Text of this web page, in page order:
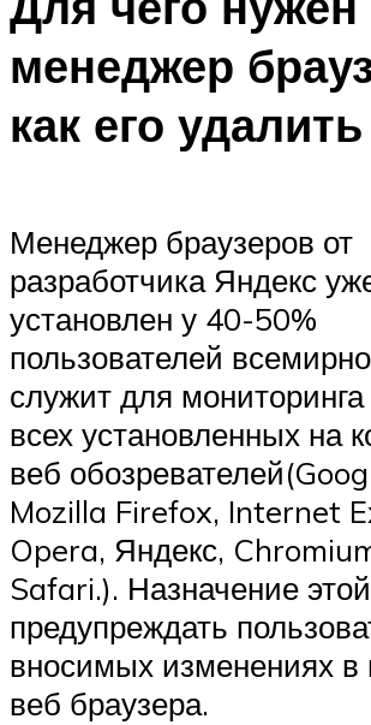
менеджер
как его удалить
Менеджер браузеров от
разработчика Яндекс
установлен у 40-50%
пользователей
служит для мониторинга
всех установленных на
веб
Mozilla Firefox, Internet
Opera, Яндекс,
Safari.). Назначение
предупреждать
вносимых изменениях в
веб браузера.